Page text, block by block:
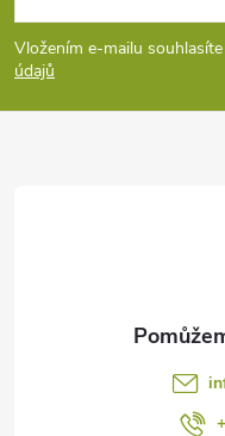
p
a
Vložením e-mailu
údajů